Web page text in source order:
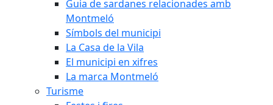
Guia de sardanes relacionades amb
Montmeló
Símbols del municipi
La Casa de la Vila
El municipi en xifres
La marca Montmeló
Turisme